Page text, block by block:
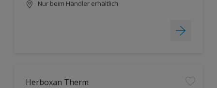
Nur beim Händler erhältlich
Herboxan Therm